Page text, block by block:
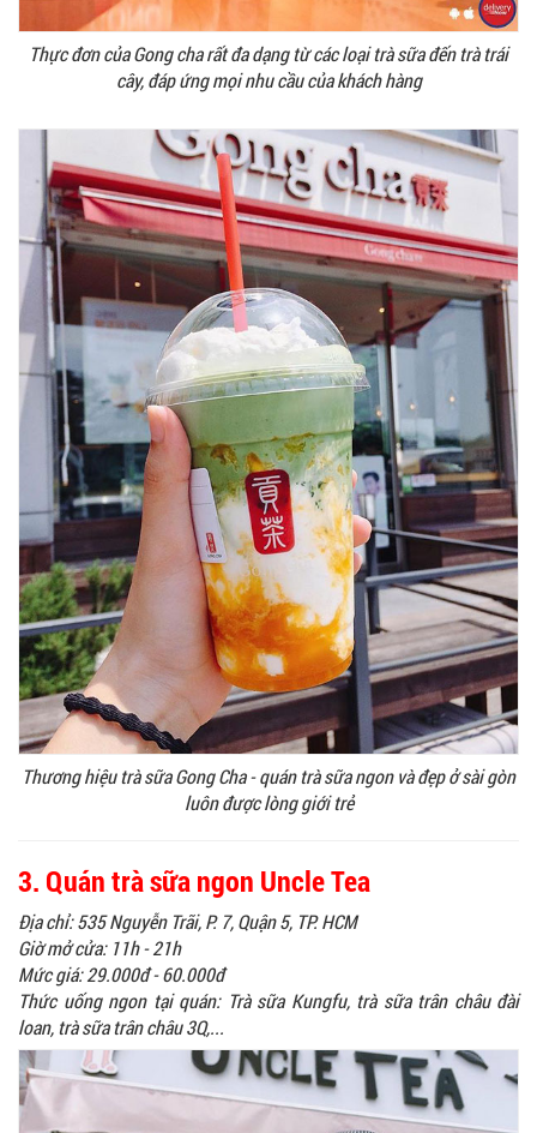
Thực đơn của Gong cha rất đa dạng từ các loại trà sữa đến trà trái
cây, đáp ứng mọi nhu cầu của khách hàng
Thương hiệu trà sữa Gong Cha - quán trà sữa ngon và đẹp ở sài gòn
luôn được lòng giới trẻ
3. Quán trà sữa ngon Uncle Tea
Địa chỉ: 535 Nguyễn Trãi, P. 7, Quận 5, TP. HCM
Giờ mở cửa: 11h - 21h
Mức giá: 29.000đ - 60.000đ
Thức uống ngon tại quán: Trà sữa Kungfu, trà sữa trân châu đài
loan, trà sữa trân châu 3Q,...